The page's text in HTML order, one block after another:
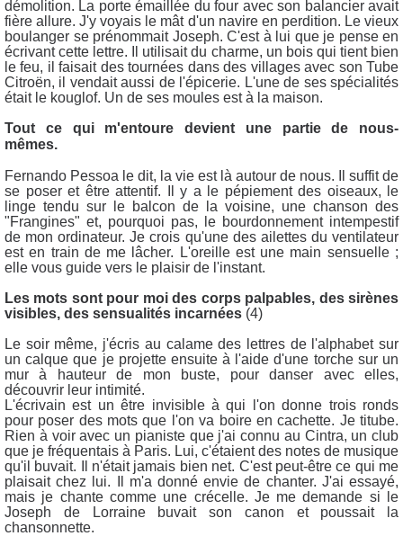
démolition. La porte émaillée du four avec son balancier avait
fière allure. J'y voyais le mât d'un navire en perdition. Le vieux
boulanger se prénommait Joseph. C'est à lui que je pense en
écrivant cette lettre. Il utilisait du charme, un bois qui tient bien
le feu, il faisait des tournées dans des villages avec son Tube
Citroën, il vendait aussi de l'épicerie. L'une de ses spécialités
était le kouglof. Un de ses moules est à la maison.
Tout ce qui m'entoure devient une partie de nous-
mêmes.
Fernando Pessoa le dit, la vie est là autour de nous. Il suffit de
se poser et être attentif. Il y a le pépiement des oiseaux, le
linge tendu sur le balcon de la voisine, une chanson des
"Frangines" et, pourquoi pas, le bourdonnement intempestif
de mon ordinateur. Je crois qu'une des ailettes du ventilateur
est en train de me lâcher. L'oreille est une main sensuelle ;
elle vous guide vers le plaisir de l'instant.
Les mots sont pour moi des corps palpables, des sirènes
visibles, des sensualités incarnées (4)
Le soir même, j'écris au calame des lettres de l'alphabet sur
un calque que je projette ensuite à l'aide d'une torche sur un
mur à hauteur de mon buste, pour danser avec elles,
découvrir leur intimité.
L'écrivain est un être invisible à qui l'on donne trois ronds
pour poser des mots que l'on va boire en cachette. Je titube.
Rien à voir avec un pianiste que j'ai connu au Cintra, un club
que je fréquentais à Paris. Lui, c'étaient des notes de musique
qu'il buvait. Il n'était jamais bien net. C'est peut-être ce qui me
plaisait chez lui. Il m'a donné envie de chanter. J'ai essayé,
mais je chante comme une crécelle. Je me demande si le
Joseph de Lorraine buvait son canon et poussait la
chansonnette.